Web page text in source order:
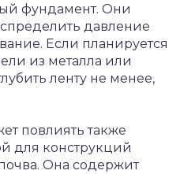
фундамент. Они
давление
Если планируется
из металла или
ленту не менее,
повлиять также
для конструкций
Она содержит